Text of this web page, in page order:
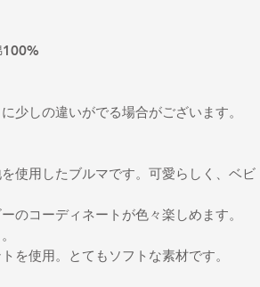
少しの違いがでる場合がございます。
使用したブルマです。可愛らしく、ベビ
のコーディネートが色々楽しめます。
を使用。とてもソフトな素材です。